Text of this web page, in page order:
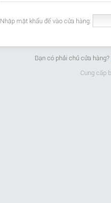
Nhập mật khẩu để vào cửa hàng:
Bạn có phải chủ cửa hàng?
Cung cấp